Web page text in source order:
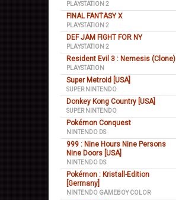
PLAYSTATION 2
FINAL FANTASY X
PLAYSTATION 2
DEF JAM FIGHT FOR NY
PLAYSTATION 2
Resident Evil 3 : Nemesis (Clone)
PLAYSTATION
Super Metroid [USA]
SUPER NINTENDO
Donkey Kong Country [USA]
SUPER NINTENDO
Pokémon Conquest
NINTENDO DS
999 : Nine Hours Nine Persons
Nine Doors [USA]
NINTENDO DS
Pokémon : Kristall-Edition
[Germany]
NINTENDO GAMEBOY COLOR